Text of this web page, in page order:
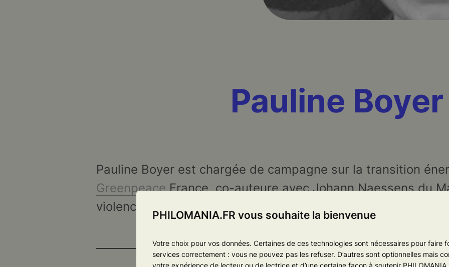
Pauline Boyer
Pauline Boyer est chargée de campagne sur la transition
GreenpeaceFrance, co-auteure avec Johann Naessens du
violence
PHILOMANIA.FR vous souhaite la bienvenue
Votre choix pour vos données. Certaines de ces technologies sont nécessaires pour faire
services correctement : vous ne pouvez pas les refuser. D’autres sont optionnelles mais
votre expérience de lecteur ou de lectrice et d’une certaine façon à soutenir PHILOMANIA.